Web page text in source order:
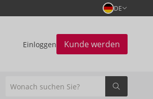
DE
Einloggen Kunde werden